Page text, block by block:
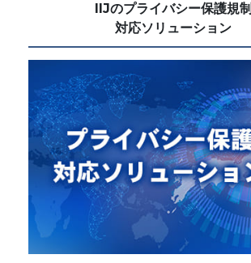
IIJのプライバシー保護規制
対応ソリューション